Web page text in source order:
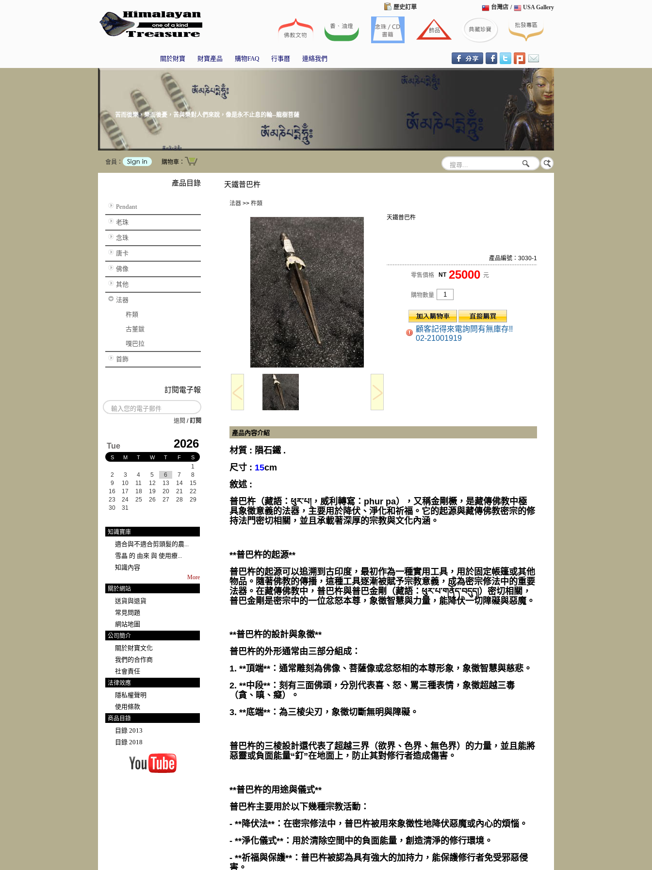
歷史訂單 USA Gallery
/
台灣店
關於財寶 財寶產品 購物FAQ 行事曆 連絡我們
苦而後樂，樂而後憂，苦與樂對人們來說，像是永不止息的輪--龍樹菩薩
會員： 購物車：
產品目錄
Pendant
老珠
念珠
唐卡
佛像
其他
法器
杵類
古董鈸
嘎巴拉
首飾
訂閱電子報
退閱 /訂閱
Tue 2026
S M T W T F S
1
2
3 4 5 6 7
8
9
10 11 12 13 14
15
16
17 18 19 20 21
22
23
24 25 26 27 28
29
30
31
知識寶庫
適合與不適合剪頭髮的農...
雪晶 的 由來 與 使用療...
知識內容
More
關於網站
送貨與退貨
常見問題
網站地圖
公司簡介
關於財寶文化
我們的合作商
社會責任
法律效應
隱私權聲明
使用條款
商品目錄
目錄 2013
目錄 2018
天鐵普巴杵
法器>> 杵類
天鐵普巴杵
產品編號：3030-1
零售價格 NT 25000 元
購物數量
顧客記得來電詢問有無庫存!!
02-21001919
產品內容介紹
材質 : 隕石鐵 .
尺寸 : 15cm
敘述 :
普巴杵（藏語：ཕུར་པ།，威利轉寫：phur pa），又稱金剛橛，是藏傳佛教中極
具象徵意義的法器，主要用於降伏、淨化和祈福。它的起源與藏傳佛教密宗的修
持法門密切相關，並且承載著深厚的宗教與文化內涵。
**普巴杵的起源**
普巴杵的起源可以追溯到古印度，最初作為一種實用工具，用於固定帳篷或其他
物品。隨著佛教的傳播，這種工具逐漸被賦予宗教意義，成為密宗修法中的重要
法器。在藏傳佛教中，普巴杵與普巴金剛（藏語：ཕུར་པ་གནོད་བདུད།）密切相關，
普巴金剛是密宗中的一位忿怒本尊，象徵智慧與力量，能降伏一切障礙與惡魔。
**普巴杵的設計與象徵**
普巴杵的外形通常由三部分組成：
1. **頂端**：通常雕刻為佛像、菩薩像或忿怒相的本尊形象，象徵智慧與慈悲。
2. **中段**：刻有三面佛頭，分別代表喜、怒、罵三種表情，象徵超越三毒
（貪、瞋、癡）。
3. **底端**：為三棱尖刃，象徵切斷無明與障礙。
普巴杵的三棱設計還代表了超越三界（欲界、色界、無色界）的力量，並且能將
惡靈或負面能量“釘”在地面上，防止其對修行者造成傷害。
**普巴杵的用途與儀式**
普巴杵主要用於以下幾種宗教活動：
- **降伏法**：在密宗修法中，普巴杵被用來象徵性地降伏惡魔或內心的煩惱。
- **淨化儀式**：用於清除空間中的負面能量，創造清淨的修行環境。
- **祈福與保護**：普巴杵被認為具有強大的加持力，能保護修行者免受邪惡侵
害。